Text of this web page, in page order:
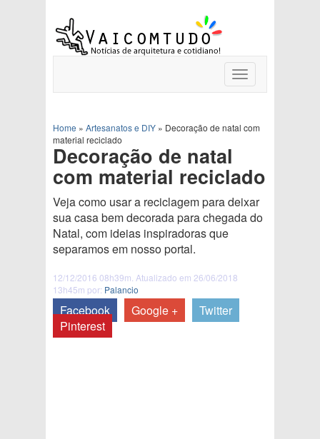
Toggle
navigation
Home » Artesanatos e DIY » Decoração de natal com
material reciclado
Decoração de natal
com material reciclado
Veja como usar a reciclagem para deixar
sua casa bem decorada para chegada do
Natal, com ideias inspiradoras que
separamos em nosso portal.
12/12/2016 08h39m. Atualizado em 26/06/2018
13h45m por: Palancio
Facebook Google +
Twitter
Pinterest